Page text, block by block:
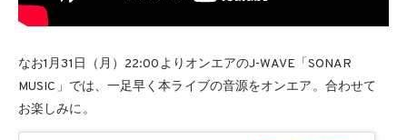
なお1月31日（月）22:00よりオンエアのJ-WAVE「SONAR
MUSIC」では、一足早く本ライブの音源をオンエア。合わせて
お楽しみに。